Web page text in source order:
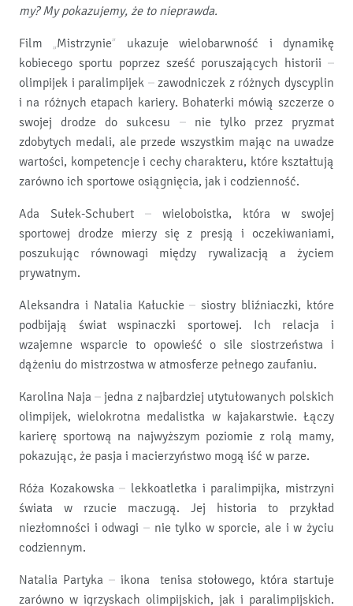
my? My pokazujemy, że to nieprawda.
Film „Mistrzynie” ukazuje wielobarwność i dynamikę
kobiecego sportu poprzez sześć poruszających historii –
olimpijek i paralimpijek – zawodniczek z różnych dyscyplin
i na różnych etapach kariery. Bohaterki mówią szczerze o
swojej drodze do sukcesu – nie tylko przez pryzmat
zdobytych medali, ale przede wszystkim mając na uwadze
wartości, kompetencje i cechy charakteru, które kształtują
zarówno ich sportowe osiągnięcia, jak i codzienność.
Ada Sułek-Schubert – wieloboistka, która w swojej
sportowej drodze mierzy się z presją i oczekiwaniami,
poszukując równowagi między rywalizacją a życiem
prywatnym.
Aleksandra i Natalia Kałuckie – siostry bliźniaczki, które
podbijają świat wspinaczki sportowej. Ich relacja i
wzajemne wsparcie to opowieść o sile siostrzeństwa i
dążeniu do mistrzostwa w atmosferze pełnego zaufaniu.
Karolina Naja – jedna z najbardziej utytułowanych polskich
olimpijek, wielokrotna medalistka w kajakarstwie. Łączy
karierę sportową na najwyższym poziomie z rolą mamy,
pokazując, że pasja i macierzyństwo mogą iść w parze.
Róża Kozakowska – lekkoatletka i paralimpijka, mistrzyni
świata w rzucie maczugą. Jej historia to przykład
niezłomności i odwagi – nie tylko w sporcie, ale i w życiu
codziennym.
Natalia Partyka – ikona tenisa stołowego, która startuje
zarówno w igrzyskach olimpijskich, jak i paralimpijskich.